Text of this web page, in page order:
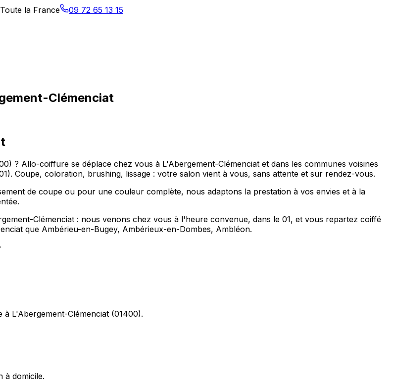
la France 09 72 65 13 15
Clémenciat
? Allo-coiffure se déplace chez vous à L'Abergement-Clémenciat et dans les communes voisines
Coupe, coloration, brushing, lissage : votre salon vient à vous, sans attente et sur rendez-vous.
de coupe ou pour une couleur complète, nous adaptons la prestation à vos envies et à la
Clémenciat : nous venons chez vous à l'heure convenue, dans le 01, et vous repartez coiffé
que Ambérieu-en-Bugey, Ambérieux-en-Dombes, Ambléon.
L'Abergement-Clémenciat (01400).
à domicile.